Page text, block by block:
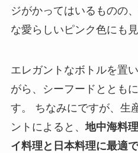
ジがかってはいるものの
な愛らしいピンク色にも見
エレガントなボトルを置
がら、シーフードととも
す。 ちなみにですが、生
ントによると、地中海料
イ料理と日本料理に最適